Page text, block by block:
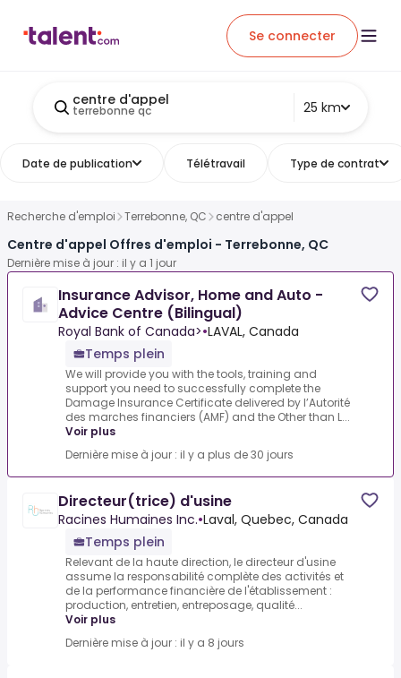
Se connecter
centre d'appel
terrebonne qc 25 km
Date de publication Télétravail Type de contrat
Recherche d'emploi Terrebonne, QC centre d'appel
Centre d'appel Offres d'emploi - Terrebonne, QC
Dernière mise à jour : il y a 1 jour
Insurance Advisor, Home and Auto -
Advice Centre (Bilingual)
Royal Bank of Canada>•LAVAL, Canada
Temps plein
We will provide you with the tools, training and
support you need to successfully complete the
Damage Insurance Certificate delivered by l’Autorité
des marches financiers (AMF) and the Other than L...
Voir plus
Dernière mise à jour : il y a plus de 30 jours
Directeur(trice) d'usine
Racines Humaines Inc.•Laval, Quebec, Canada
Temps plein
Relevant de la haute direction, le directeur d'usine
assume la responsabilité complète des activités et
de la performance financière de l'établissement :
production, entretien, entreposage, qualité...
Voir plus
Dernière mise à jour : il y a 8 jours